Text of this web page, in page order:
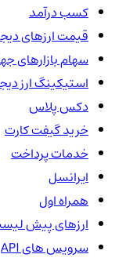
کسب درآمد
قیمت ارزهای
سهام بازارهای
استیکینگ ارز
دکس پلاس
خرید گیفت کارت
خدمات پرداخت
ایرانسل
همراه اول
ارزهای پیش
سرویس های API